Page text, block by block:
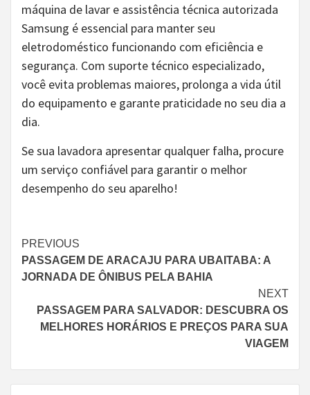
máquina de lavar e assistência técnica autorizada
Samsung é essencial para manter seu
eletrodoméstico funcionando com eficiência e
segurança. Com suporte técnico especializado,
você evita problemas maiores, prolonga a vida útil
do equipamento e garante praticidade no seu dia a
dia.
Se sua lavadora apresentar qualquer falha, procure
um serviço confiável para garantir o melhor
desempenho do seu aparelho!
Continue
Reading
PREVIOUS
PASSAGEM DE ARACAJU PARA UBAITABA: A
JORNADA DE ÔNIBUS PELA BAHIA
NEXT
PASSAGEM PARA SALVADOR: DESCUBRA OS
MELHORES HORÁRIOS E PREÇOS PARA SUA
VIAGEM